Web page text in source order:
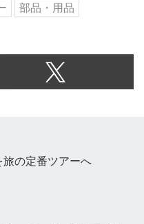
部品・用品
の定番ツアーへ